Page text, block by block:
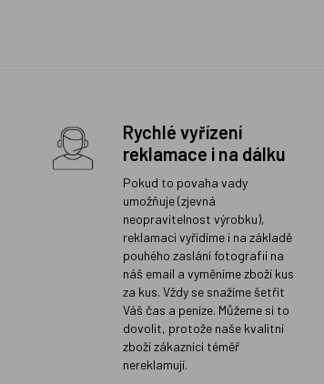
Rychlé vyřízení
reklamace i na dálku
Pokud to povaha vady
umožňuje (zjevná
neopravitelnost výrobku),
reklamaci vyřídíme i na základě
pouhého zaslání fotografií na
náš email a vyměníme zboží kus
za kus. Vždy se snažíme šetřit
Váš čas a peníze. Můžeme si to
dovolit, protože naše kvalitní
zboží zákazníci téměř
nereklamují.